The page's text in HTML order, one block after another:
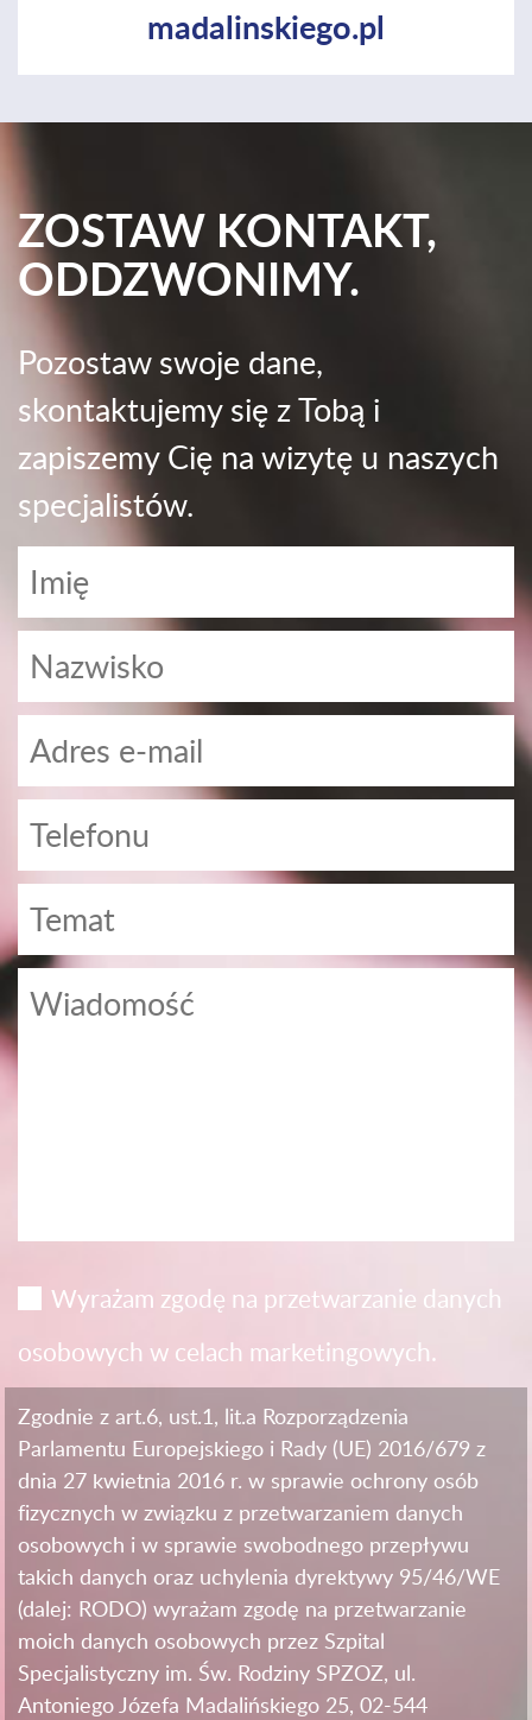
madalinskiego.pl
ZOSTAW KONTAKT,
ODDZWONIMY.
Pozostaw swoje dane,
skontaktujemy się z Tobą i
zapiszemy Cię na wizytę u naszych
specjalistów.
Wyrażam zgodę na przetwarzanie danych
osobowych w celach marketingowych.
Zgodnie z art.6, ust.1, lit.a Rozporządzenia
Parlamentu Europejskiego i Rady (UE) 2016/679 z
dnia 27 kwietnia 2016 r. w sprawie ochrony osób
fizycznych w związku z przetwarzaniem danych
osobowych i w sprawie swobodnego przepływu
takich danych oraz uchylenia dyrektywy 95/46/WE
(dalej: RODO) wyrażam zgodę na przetwarzanie
moich danych osobowych przez Szpital
Specjalistyczny im. Św. Rodziny SPZOZ, ul.
Antoniego Józefa Madalińskiego 25, 02-544